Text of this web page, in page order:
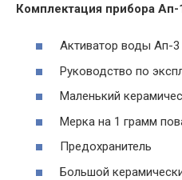
Комплектация прибора
Активатор воды Ап-3
Руководство по
Маленький
Мерка на 1 грамм
Предохранитель
Большой